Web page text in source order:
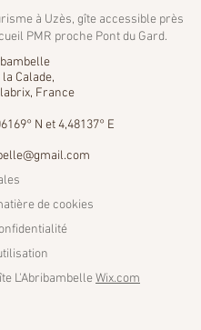
à Uzès, gîte accessible près
PMR proche Pont du Gard.
la Calade,
France
N et 4,48137° E
de cookies
L'Abribambelle Wix.com